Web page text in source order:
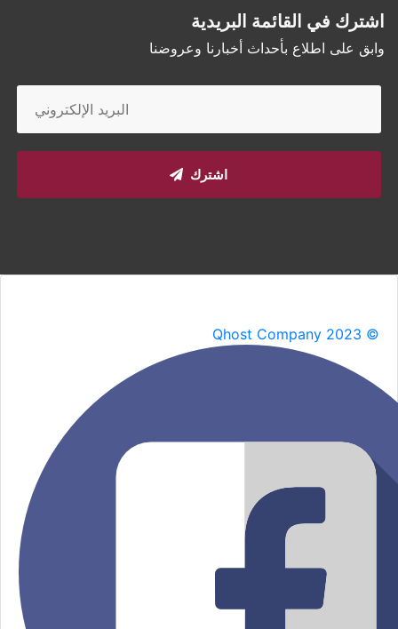
اشترك في القائمة البريدية
وابق على اطلاع بأحداث أخبارنا وعروضنا
اشترك
Qhost Company 2023 ©